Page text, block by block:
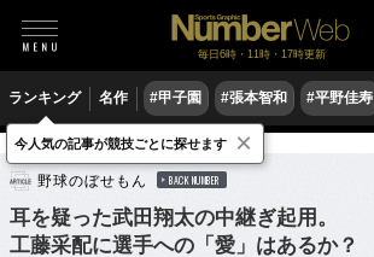
毎日6時・11時・17時更新
ランキング 名作 #甲子園 #張本智和 #平野佳寿
野球 プロ野球
野球のぼせもん BACK NUMBER
耳を疑った武田翔太の中継ぎ起用。
工藤采配に選手への「愛」はあるか？
今人気の記事が競技ごとに探せます ×